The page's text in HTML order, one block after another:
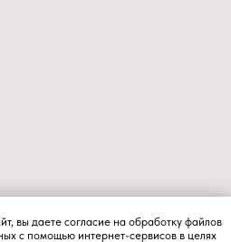
вы даете согласие на обработку файлов
с помощью интернет-сервисов в целях